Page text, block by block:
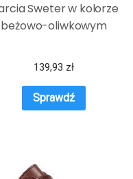
Sweter w kolorze
beżowo-oliwkowym
139,93 zł
Sprawdź